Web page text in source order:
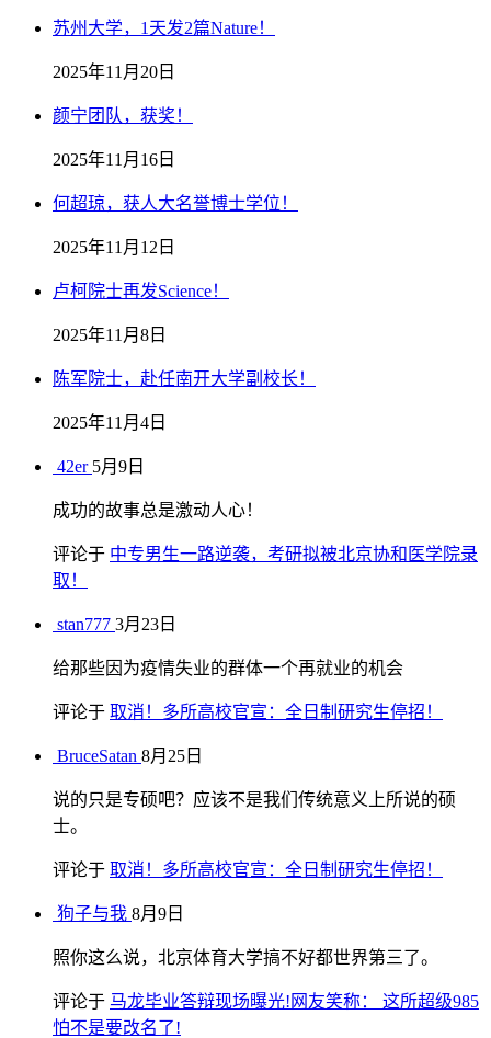
苏州大学，1天发2篇Nature！
2025年11月20日
颜宁团队，获奖！
2025年11月16日
何超琼，获人大名誉博士学位！
2025年11月12日
卢柯院士再发Science！
2025年11月8日
陈军院士，赴任南开大学副校长！
2025年11月4日
42er 5月9日
成功的故事总是激动人心！
评论于 中专男生一路逆袭，考研拟被北京协和医学院录
取！
stan777 3月23日
给那些因为疫情失业的群体一个再就业的机会
评论于 取消！多所高校官宣：全日制研究生停招！
BruceSatan 8月25日
说的只是专硕吧？应该不是我们传统意义上所说的硕
士。
评论于 取消！多所高校官宣：全日制研究生停招！
狗子与我 8月9日
照你这么说，北京体育大学搞不好都世界第三了。
评论于 马龙毕业答辩现场曝光!网友笑称： 这所超级985
怕不是要改名了!